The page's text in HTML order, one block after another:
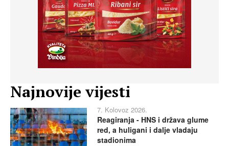
Najnovije vijesti
7. Kolovoz 2026.
Reagiranja - HNS i država glume
red, a huligani i dalje vladaju
stadionima